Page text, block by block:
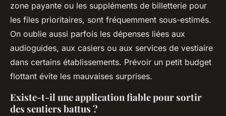
zone payante ou les suppléments de billetterie pour
les files prioritaires, sont fréquemment sous-estimés.
On oublie aussi parfois les dépenses liées aux
audioguides, aux casiers ou aux services de vestiaire
dans certains établissements. Prévoir un petit budget
flottant évite les mauvaises surprises.
Existe-t-il une application fiable pour sortir
des sentiers battus ?